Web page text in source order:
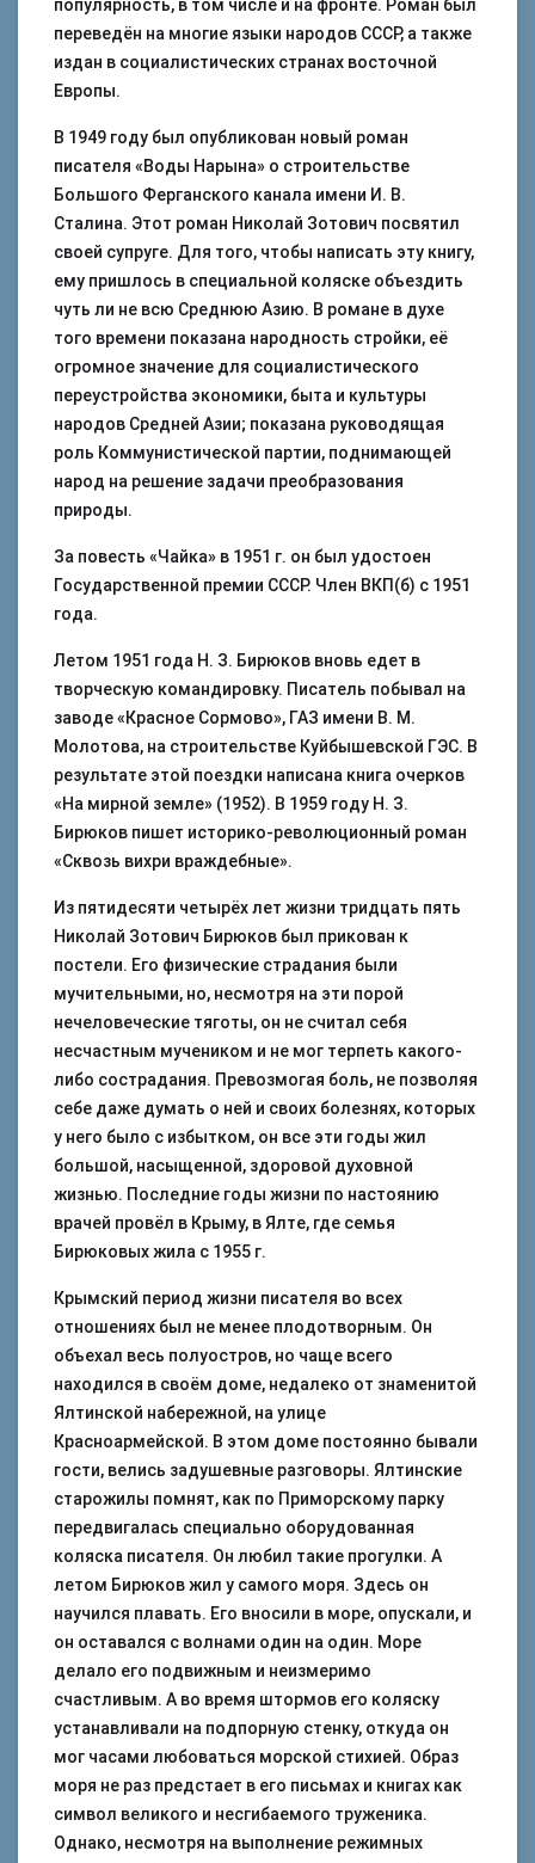
популярность, в том числе и на фронте. Роман был
переведён на многие языки народов СССР, а также
издан в социалистических странах восточной
Европы.
В 1949 году был опубликован новый роман
писателя «Воды Нарына» о строительстве
Большого Ферганского канала имени И. В.
Сталина. Этот роман Николай Зотович посвятил
своей супруге. Для того, чтобы написать эту книгу,
ему пришлось в специальной коляске объездить
чуть ли не всю Среднюю Азию. В романе в духе
того времени показана народность стройки, её
огромное значение для социалистического
переустройства экономики, быта и культуры
народов Средней Азии; показана руководящая
роль Коммунистической партии, поднимающей
народ на решение задачи преобразования
природы.
За повесть «Чайка» в 1951 г. он был удостоен
Государственной премии СССР. Член ВКП(б) с 1951
года.
Летом 1951 года Н. З. Бирюков вновь едет в
творческую командировку. Писатель побывал на
заводе «Красное Сормово», ГАЗ имени В. М.
Молотова, на строительстве Куйбышевской ГЭС. В
результате этой поездки написана книга очерков
«На мирной земле» (1952). В 1959 году Н. З.
Бирюков пишет историко-революционный роман
«Сквозь вихри враждебные».
Из пятидесяти четырёх лет жизни тридцать пять
Николай Зотович Бирюков был прикован к
постели. Его физические страдания были
мучительными, но, несмотря на эти порой
нечеловеческие тяготы, он не считал себя
несчастным мучеником и не мог терпеть какого-
либо сострадания. Превозмогая боль, не позволяя
себе даже думать о ней и своих болезнях, которых
у него было с избытком, он все эти годы жил
большой, насыщенной, здоровой духовной
жизнью. Последние годы жизни по настоянию
врачей провёл в Крыму, в Ялте, где семья
Бирюковых жила с 1955 г.
Крымский период жизни писателя во всех
отношениях был не менее плодотворным. Он
объехал весь полуостров, но чаще всего
находился в своём доме, недалеко от знаменитой
Ялтинской набережной, на улице
Красноармейской. В этом доме постоянно бывали
гости, велись задушевные разговоры. Ялтинские
старожилы помнят, как по Приморскому парку
передвигалась специально оборудованная
коляска писателя. Он любил такие прогулки. А
летом Бирюков жил у самого моря. Здесь он
научился плавать. Его вносили в море, опускали, и
он оставался с волнами один на один. Море
делало его подвижным и неизмеримо
счастливым. А во время штормов его коляску
устанавливали на подпорную стенку, откуда он
мог часами любоваться морской стихией. Образ
моря не раз предстает в его письмах и книгах как
символ великого и несгибаемого труженика.
Однако, несмотря на выполнение режимных